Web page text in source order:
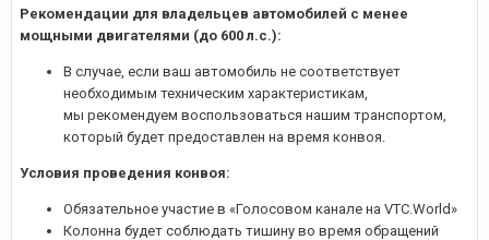
Рекомендации для владельцев автомобилей с менее
мощными двигателями (до 600 л.с.):
В случае, если ваш автомобиль не соответствует
необходимым техническим характеристикам,
мы рекомендуем воспользоваться нашим транспортом,
который будет предоставлен на время конвоя.
Условия проведения конвоя:
Обязательное участие в «Голосовом канале на VTC.World»
Колонна будет соблюдать тишину во время обращений